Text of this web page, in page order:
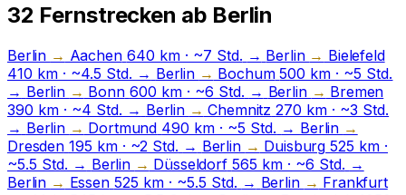
32 Fernstrecken ab Berlin
Berlin → Aachen 640 km · ~7 Std. → Berlin → Bielefeld
410 km · ~4.5 Std. → Berlin → Bochum 500 km · ~5 Std.
→ Berlin → Bonn 600 km · ~6 Std. → Berlin → Bremen
390 km · ~4 Std. → Berlin → Chemnitz 270 km · ~3 Std.
→ Berlin → Dortmund 490 km · ~5 Std. → Berlin →
Dresden 195 km · ~2 Std. → Berlin → Duisburg 525 km ·
~5.5 Std. → Berlin → Düsseldorf 565 km · ~6 Std. →
Berlin → Essen 525 km · ~5.5 Std. → Berlin → Frankfurt